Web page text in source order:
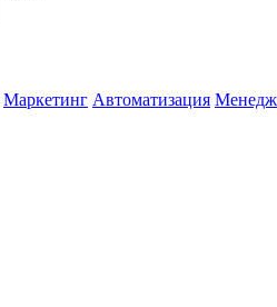
Маркетинг Автоматизация